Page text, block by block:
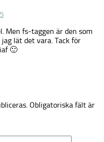
Men fs-taggen är den som
lät det vara. Tack för
🙂
Obligatoriska fält är